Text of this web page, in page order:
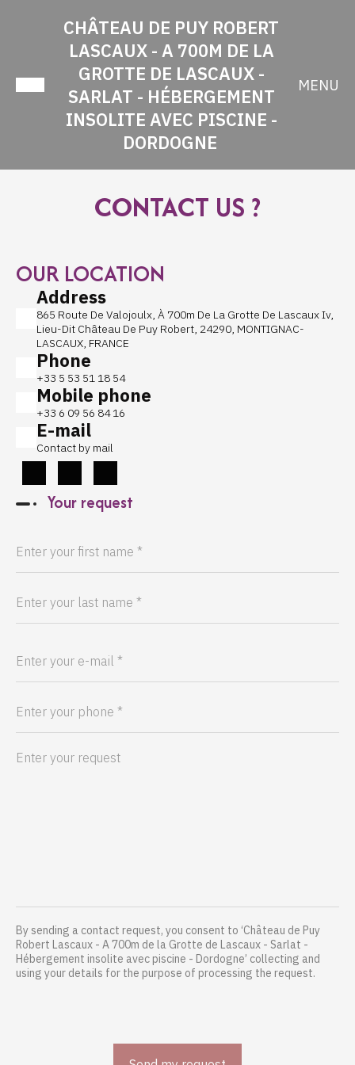
CHÂTEAU DE PUY ROBERT
LASCAUX - A 700M DE LA
GROTTE DE LASCAUX -
SARLAT - HÉBERGEMENT
INSOLITE AVEC PISCINE -
DORDOGNE
MENU
CONTACT US ?
OUR LOCATION
Address
865 Route De Valojoulx, À 700m De La Grotte De Lascaux Iv,
Lieu-Dit Château De Puy Robert, 24290, MONTIGNAC-
LASCAUX, FRANCE
Phone
+33 5 53 51 18 54
Mobile phone
+33 6 09 56 84 16
E-mail
Contact by mail
Your request
By sending a contact request, you consent to ‘Château de Puy
Robert Lascaux - A 700m de la Grotte de Lascaux - Sarlat -
Hébergement insolite avec piscine - Dordogne’ collecting and
using your details for the purpose of processing the request.